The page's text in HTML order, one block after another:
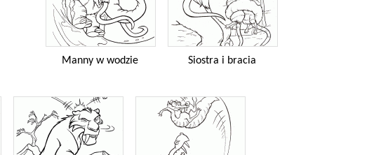
Manny w wodzie Siostra i bracia